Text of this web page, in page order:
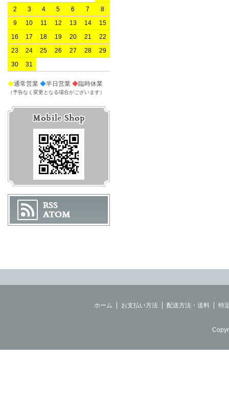
2
3 4 5 6 7
8
9
10 11 12 13 14
15
16
17 18 19 20 21
22
23
24 25 26 27 28
29
30
31
◆通常営業 ◆半日営業 ◆臨時休業
（予告なく変更となる場合がございます）
ホーム お支払い方法 配送方法・送料 特